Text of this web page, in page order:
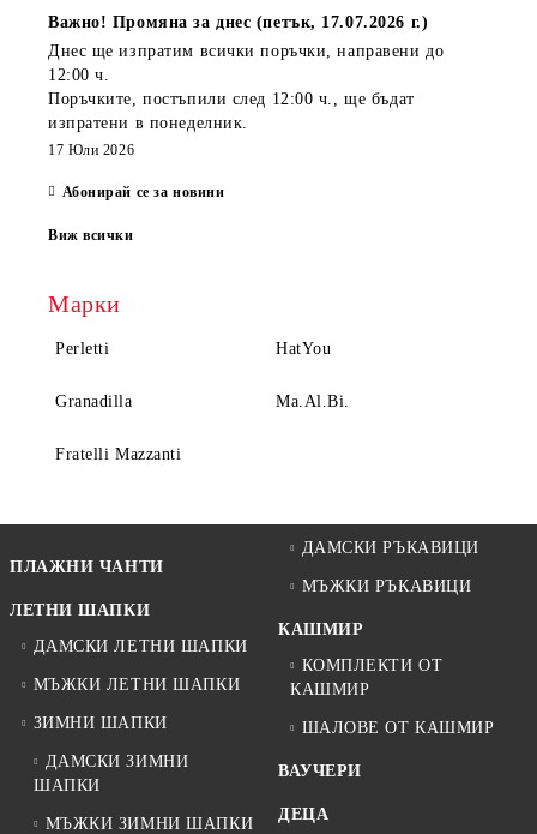
Важно! Промяна за днес (петък, 17.07.2026 г.)
Днес ще изпратим всички поръчки, направени до
12:00 ч.
Поръчките, постъпили след 12:00 ч.
, ще бъдат
изпратени в понеделник
17 Юли 2026
Абонирай се за новини
Виж всички
Марки
Perletti HatYou
Granadilla Ma.Al.Bi.
Fratelli Mazzanti
ПЛАЖНИ ЧАНТИ
ЛЕТНИ ШАПКИ
ДАМСКИ ЛЕТНИ ШАПКИ
МЪЖКИ ЛЕТНИ ШАПКИ
ЗИМНИ ШАПКИ
ДАМСКИ ЗИМНИ
ШАПКИ
МЪЖКИ ЗИМНИ ШАПКИ
ДАМСКИ РЪКАВИЦИ
МЪЖКИ РЪКАВИЦИ
КАШМИР
КОМПЛЕКТИ ОТ
КАШМИР
ШАЛОВЕ ОТ КАШМИР
ВАУЧЕРИ
ДЕЦА